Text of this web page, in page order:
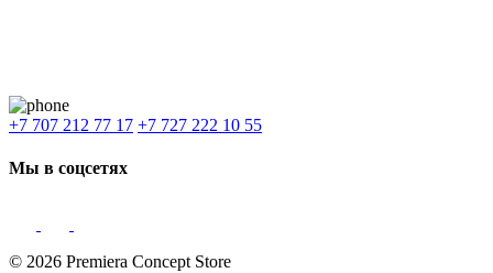
+7 707 212 77 17 +7 727 222 10 55
Мы в соцсетях
© 2026 Premiera Concept Store